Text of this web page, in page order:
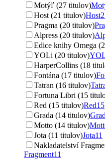
Motýľ (27 titulov)
Host (21 titulov)Host
Pragma (20 titulov)
Alpress (20 titulov)
Edice knihy Omega
YOLi (20 titulov)
HarperCollins (18
Fontána (17 titulov)
Tatran (16 titulov)
Fortuna Libri (15
Red (15 titulov)Red15
Grada (14 titulov)
Motto (14 titulov)
Jota (11 titulov)Jota11
Nakladatelství
Fragment11